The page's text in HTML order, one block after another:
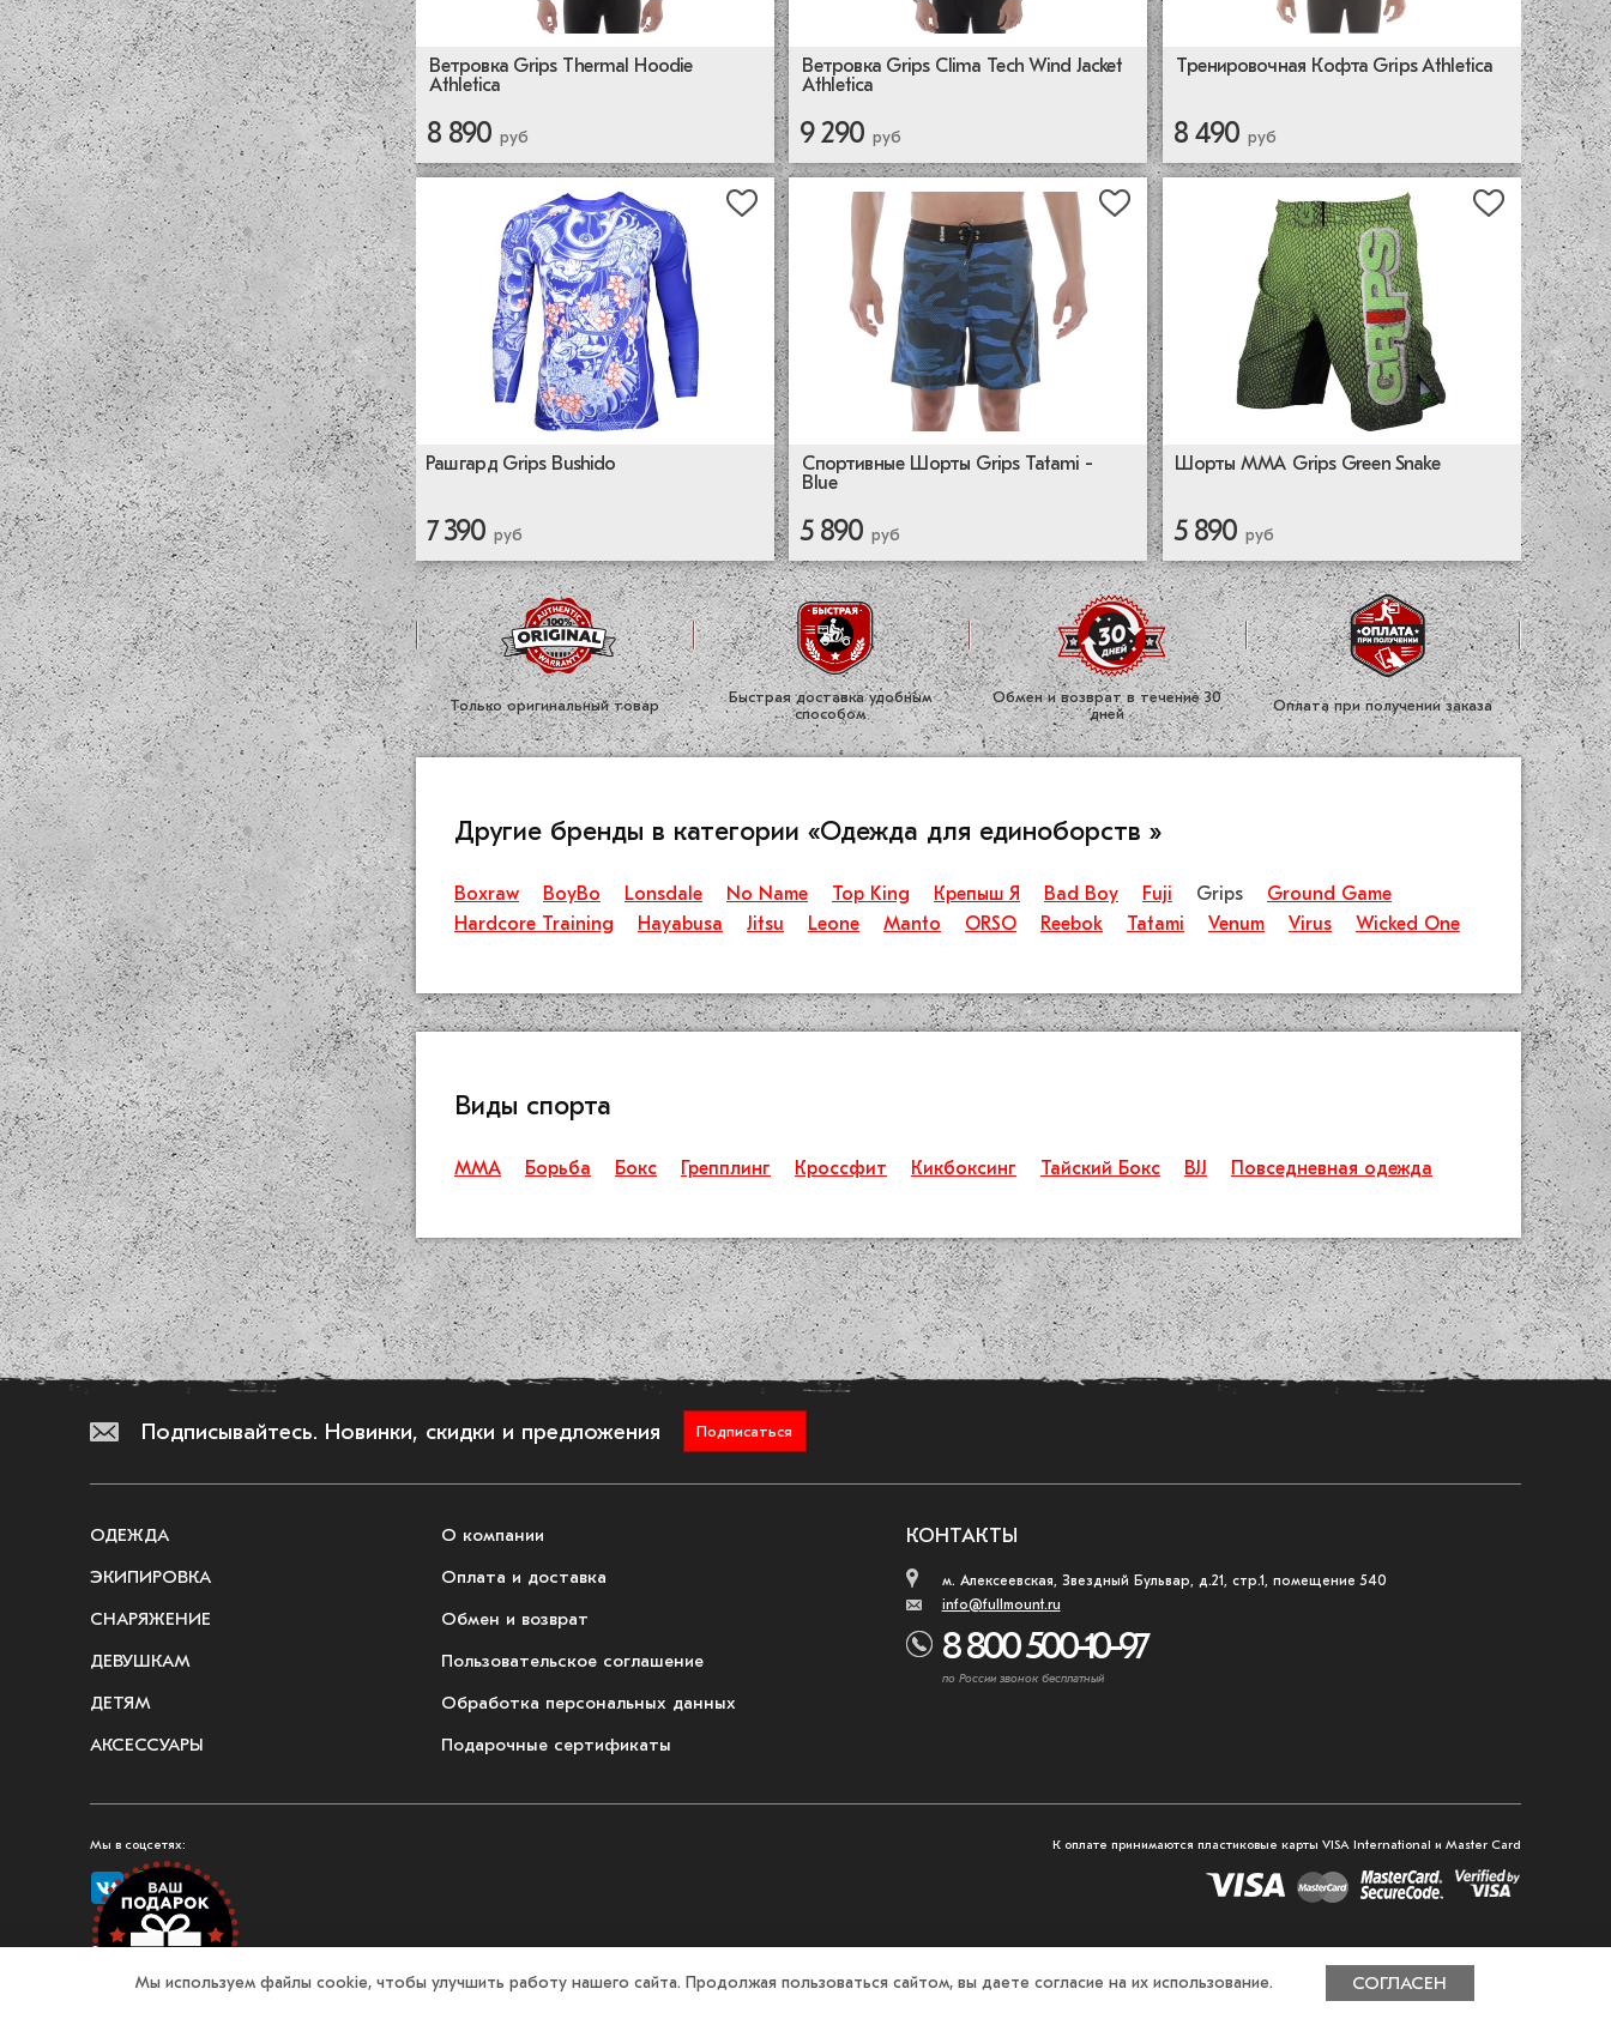
Ветровка Grips Thermal Hoodie
Athletica
8 890 руб
Ветровка Grips Clima Tech Wind Jacket
Athletica
9 290 руб
Тренировочная Кофта Grips Athletica
8 490 руб
Рашгард Grips Bushido
7 390 руб
Спортивные Шорты Grips Tatami -
Blue
5 890 руб
Шорты ММА Grips Green Snake
5 890 руб
Только ориги­нальный товар
Быстрая доставка удобным
способом
Обмен и возврат в течение 30
дней
Оплата при получении заказа
Другие бренды в категории «Одежда для единоборств »
Boxraw BoyBo Lonsdale No Name Top King Крепыш Я Bad Boy Fuji Grips
Ground Game
Hardcore Training
Hayabusa Jitsu Leone Manto ORSO Reebok Tatami Venum Virus Wicked One
Виды спорта
ММА Борьба Бокс Грепплинг Кроссфит Кикбоксинг Тайский Бокс BJJ Повседневная одежда
Подписывайтесь. Новинки, скидки и предложения Подписаться
КОНТАКТЫ
м. Алексеевская, Звездный Бульвар, д.21, стр.1, помещение 540
info@fullmount.ru
8 800 500-10-97
по России звонок бесплатный
ОДЕЖДА
ЭКИПИРОВКА
СНАРЯЖЕНИЕ
ДЕВУШКАМ
ДЕТЯМ
АКСЕССУАРЫ
О компании
Оплата и доставка
Обмен и возврат
Пользовательское соглашение
Обработка персональных данных
Подарочные сертификаты
Мы в соцсетях: К оплате принимаются пластиковые карты VISA International и Master Card
© 2026, Fullmount — магазин одежды и экипировки для единоборств
Мы используем файлы cookie, чтобы улучшить работу нашего сайта. Продолжая пользоваться сайтом, вы даете согласие на их использование. СОГЛАСЕН